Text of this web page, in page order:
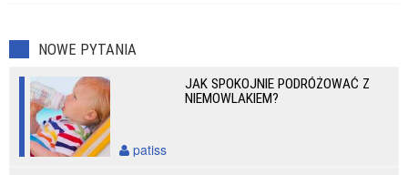
NOWE PYTANIA
JAK SPOKOJNIE PODRÓŻOWAĆ Z
NIEMOWLAKIEM?
patiss